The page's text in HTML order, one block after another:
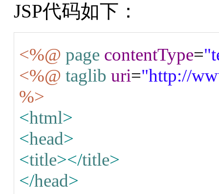
JSP代码如下：
<%@ page contentType=
<%@ taglib uri="http://
%>
<html>
<head>
<title></title>
</head>